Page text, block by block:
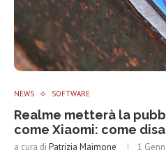
NEWS SOFTWARE
Realme metterà la
come Xiaomi: come
a cura di Patrizia Maimone 1